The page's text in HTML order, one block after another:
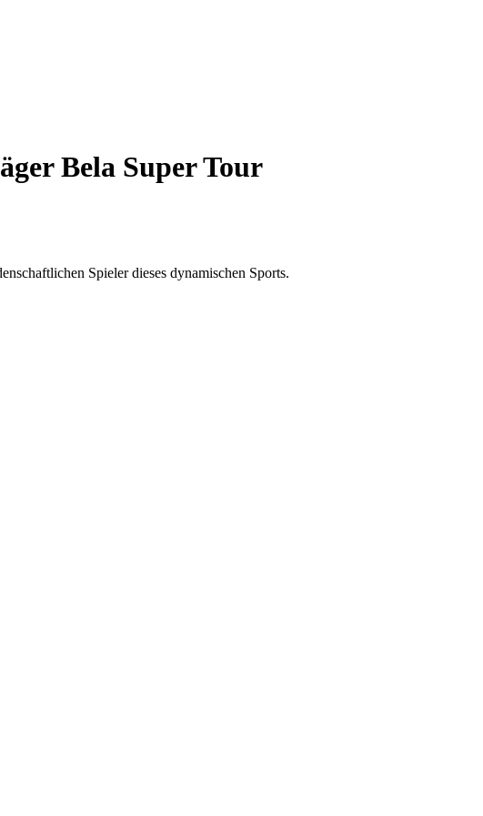
Bela Super Tour
Spieler dieses dynamischen Sports.